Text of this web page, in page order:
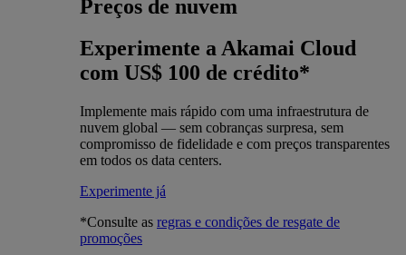
Preços de nuvem
Experimente a Akamai Cloud
com US$ 100 de crédito*
Implemente mais rápido com uma infraestrutura de
nuvem global — sem cobranças surpresa, sem
compromisso de fidelidade e com preços transparentes
em todos os data centers.
Experimente já
*Consulte as regras e condições de resgate de
promoções